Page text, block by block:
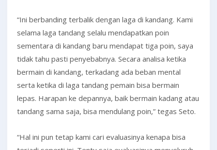
“Ini berbanding terbalik dengan laga di kandang. Kami
selama laga tandang selalu mendapatkan poin
sementara di kandang baru mendapat tiga poin, saya
tidak tahu pasti penyebabnya. Secara analisa ketika
bermain di kandang, terkadang ada beban mental
serta ketika di laga tandang pemain bisa bermain
lepas. Harapan ke depannya, baik bermain kadang atau
tandang sama saja, bisa mendulang poin,” tegas Seto.
“Hal ini pun tetap kami cari evaluasinya kenapa bisa